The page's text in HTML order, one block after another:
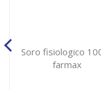
Soro fisiologico
farmax